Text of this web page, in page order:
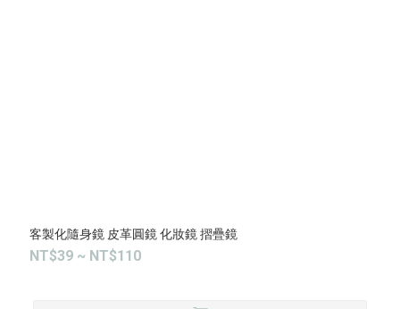
客製化隨身鏡 皮革圓鏡 化妝鏡 摺疊鏡
NT$39 ~ NT$110